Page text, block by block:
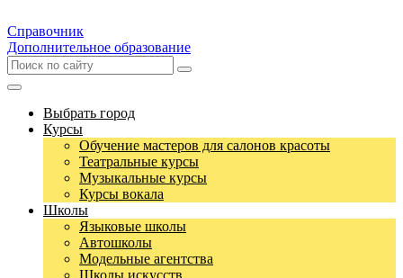
Справочник
Дополнительное образование
Выбрать город
Курсы
Обучение мастеров для салонов красоты
Театральные курсы
Музыкальные курсы
Курсы вокала
Школы
Языковые школы
Автошколы
Модельные агентства
Школы искусств